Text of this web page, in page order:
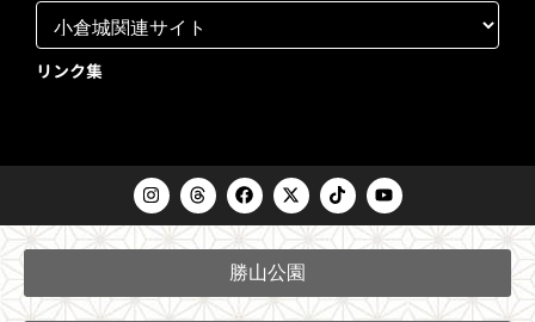
リンク集
I
n
s
r
T
h
r
s
F
a
c
o
o
k
X
-
t
t
t
e
T
i
k
Y
o
u
e
勝山公園